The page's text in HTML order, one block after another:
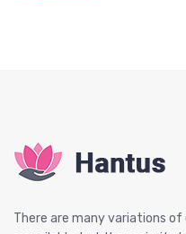
There are many variations